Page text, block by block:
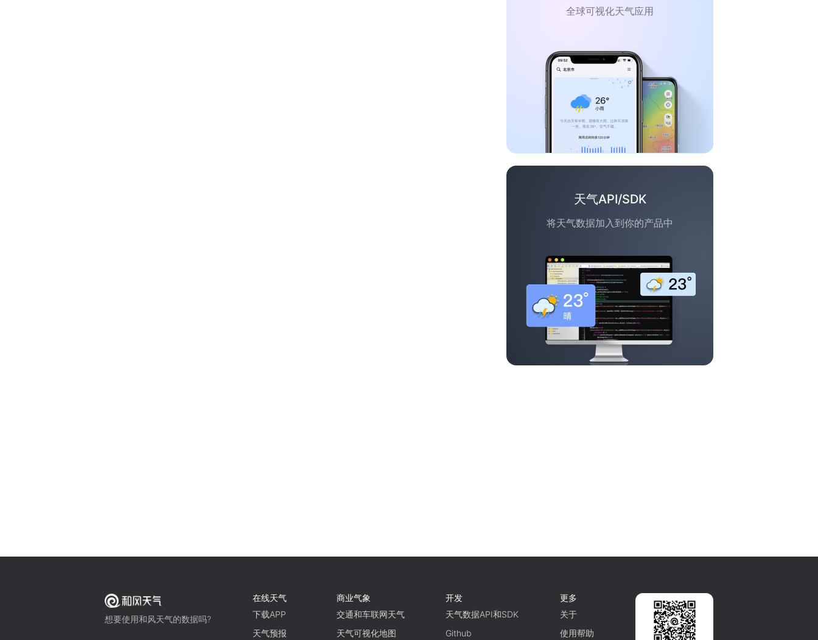
全球可视化天气应用
天气API/SDK
将天气数据加入到你的产品中
想要使用和风天气的数据吗?
在线天气
下载APP
天气预报
商业气象
交通和车联网天气
天气可视化地图
开发
天气数据API和SDK
Github
更多
关于
使用帮助